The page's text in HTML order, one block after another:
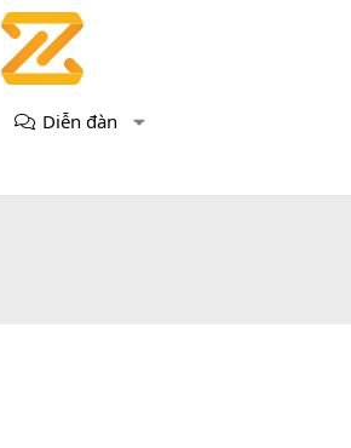
Diễn đàn